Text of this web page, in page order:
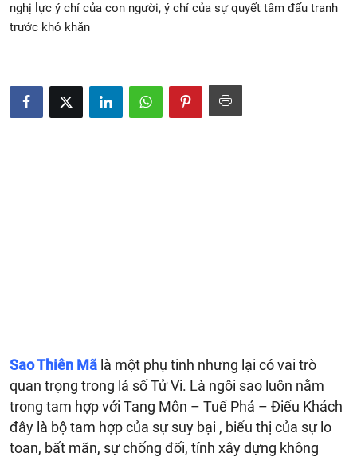
Liên Hệ
nghị lực ý chí của con người, ý chí của sự quyết tâm đấu tranh
trước khó khăn
Sao Thiên Mã là một phụ tinh nhưng lại có vai trò
quan trọng trong lá số Tử Vi. Là ngôi sao luôn nằm
trong tam hợp với Tang Môn – Tuế Phá – Điếu Khách
đây là bộ tam hợp của sự suy bại , biểu thị của sự lo
toan, bất mãn, sự chống đối, tính xây dựng không